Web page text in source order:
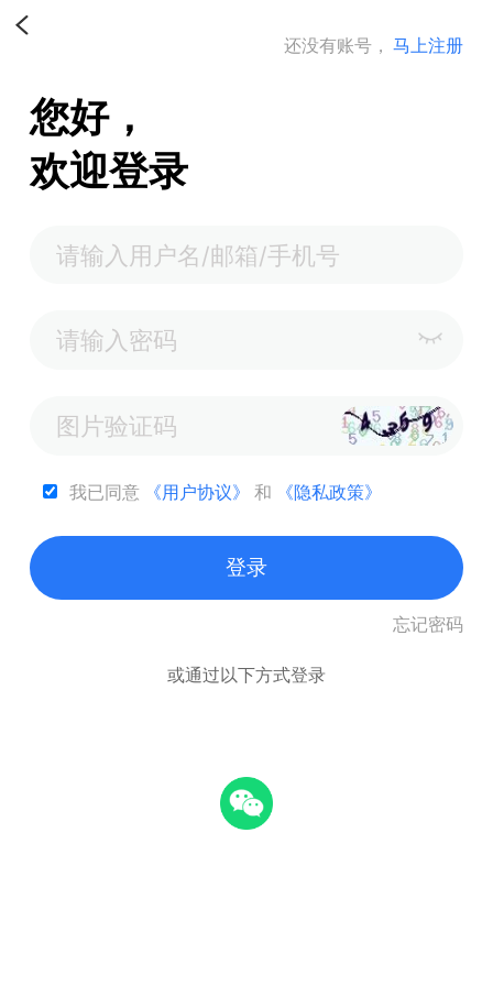
还没有账号， 马上注册
您好，
欢迎登录
我已同意 《用户协议》 和 《隐私政策》
登录
忘记密码
或通过以下方式登录